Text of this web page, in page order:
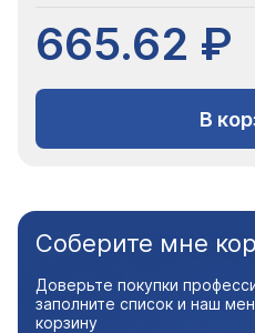
665.62 ₽
В
Соберите мне
Доверьте покупки
заполните список и наш
корзину